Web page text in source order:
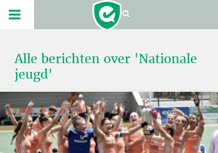
Alle berichten over 'Nationale
jeugd'